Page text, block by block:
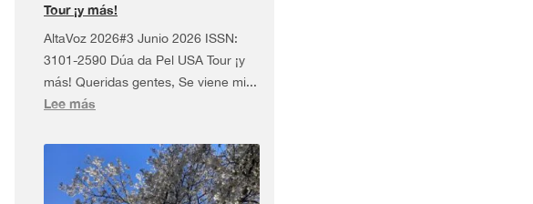
Tour ¡y más!
AltaVoz 2026#3 Junio 2026 ISSN:
3101-2590 Dúa da Pel USA Tour ¡y
más! Queridas gentes, Se viene mi...
Lee más
2026#3
·
Dúa